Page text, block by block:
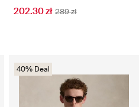
202.30 zł 289 zł
40% Deal